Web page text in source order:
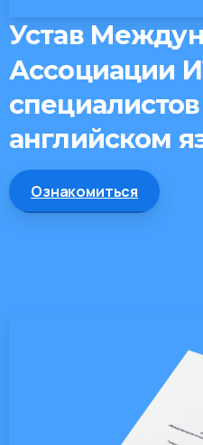
Устав
Ассоциации
специалистов
английском
Ознакомиться